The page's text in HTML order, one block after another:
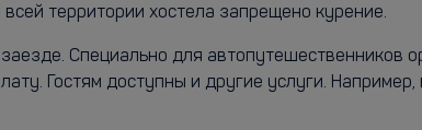
территории хостела запрещено курение.
Специально для автопутешественников
Гостям доступны и другие услуги. Например,